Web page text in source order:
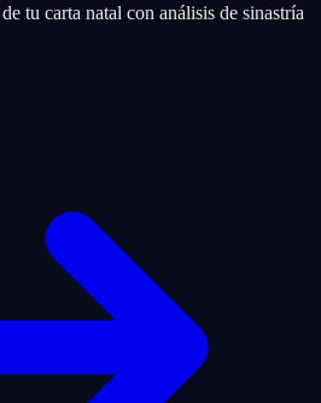
tu carta natal con análisis de sinastría